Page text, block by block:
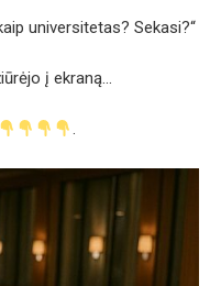
universitetas? Sekasi?“
į ekraną…
.